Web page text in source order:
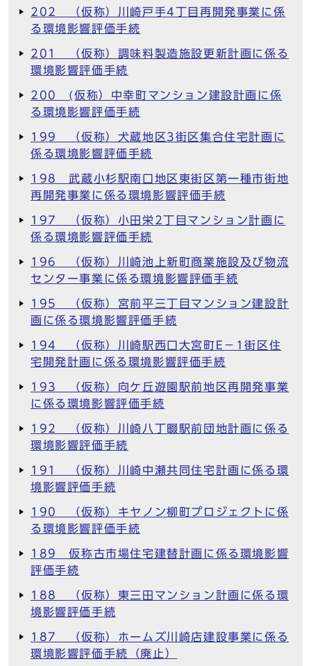
202 （仮称）川崎戸手4丁目再開発事業に係
る環境影響評価手続
201 （仮称）調味料製造施設更新計画に係る
環境影響評価手続
200 (仮称）中幸町マンション建設計画に係
る環境影響評価手続
199 （仮称）犬蔵地区3街区集合住宅計画に
係る環境影響評価手続
198 武蔵小杉駅南口地区東街区第一種市街地
再開発事業に係る環境影響評価手続
197 （仮称）小田栄2丁目マンション計画に
係る環境影響評価手続
196 （仮称）川崎池上新町商業施設及び物流
センター事業に係る環境影響評価手続
195 （仮称）宮前平三丁目マンション建設計
画に係る環境影響評価手続
194 （仮称）川崎駅西口大宮町E－1街区住
宅開発計画に係る環境影響評価手続
193 （仮称）向ケ丘遊園駅前地区再開発事業
に係る環境影響評価手続
192 （仮称）川崎八丁畷駅前団地計画に係る
環境影響評価手続
191 （仮称）川崎中瀬共同住宅計画に係る環
境影響評価手続
190 （仮称）キヤノン柳町プロジェクトに係
る環境影響評価手続
189 仮称古市場住宅建替計画に係る環境影響
評価手続
188 （仮称）東三田マンション計画に係る環
境影響評価手続
187 （仮称）ホームズ川崎店建設事業に係る
環境影響評価手続（廃止）